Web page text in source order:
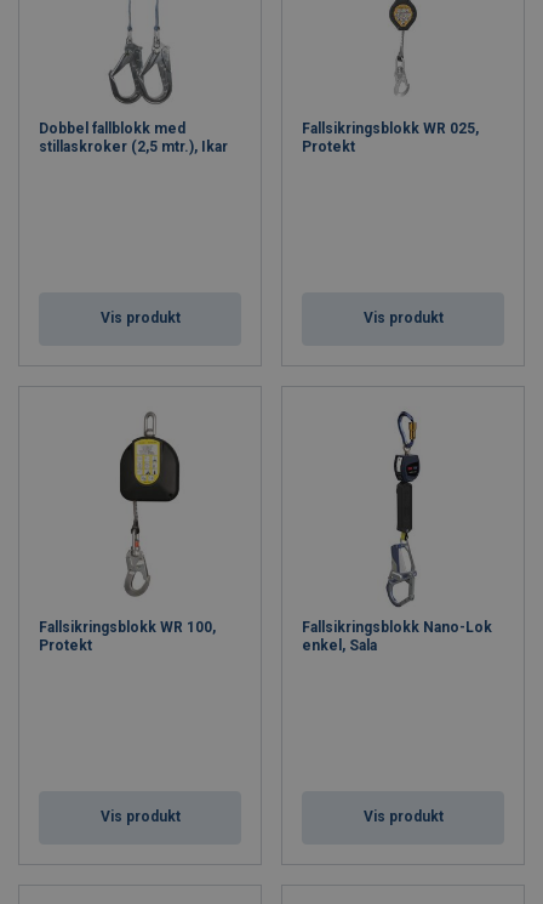
Dobbel fallblokk med
stillaskroker (2,5 mtr.), Ikar
Vis produkt
Fallsikringsblokk WR 025,
Protekt
Vis produkt
Fallsikringsblokk WR 100,
Protekt
Vis produkt
Fallsikringsblokk Nano-Lok
enkel, Sala
Vis produkt